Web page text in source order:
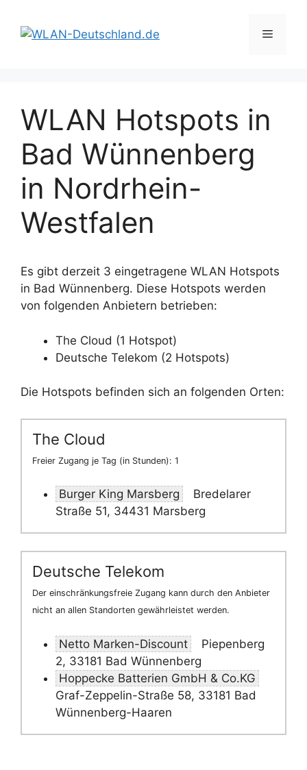
Inhalt
springen
Menü
WLAN Hotspots in
Bad Wünnenberg
in Nordrhein-
Westfalen
Es gibt derzeit 3 eingetragene WLAN Hotspots
in Bad Wünnenberg. Diese Hotspots werden
von folgenden Anbietern betrieben:
The Cloud (1 Hotspot)
Deutsche Telekom (2 Hotspots)
Die Hotspots befinden sich an folgenden Orten:
The Cloud
Freier Zugang je Tag (in Stunden): 1
Burger King Marsberg
Bredelarer
Straße 51, 34431 Marsberg
Deutsche Telekom
Der einschränkungsfreie Zugang kann durch den Anbieter
nicht an allen Standorten gewährleistet werden.
Netto Marken-Discount
Piepenberg
2, 33181 Bad Wünnenberg
Hoppecke Batterien GmbH & Co.KG
Graf-Zeppelin-Straße 58, 33181 Bad
Wünnenberg-Haaren